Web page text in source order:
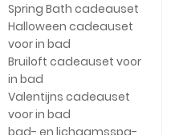
Spring Bath cadeauset
Halloween cadeauset
voor in bad
Bruiloft cadeauset voor
in bad
Valentijns cadeauset
voor in bad